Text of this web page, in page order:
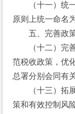
（十一）统一
原则上统一命名
五、完善政
（十二）完善
范税收政策，优
总署分别会同有
（十三）拓展
策和有效控制风